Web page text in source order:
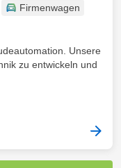
Firmenwagen
Unsere
zu entwickeln und